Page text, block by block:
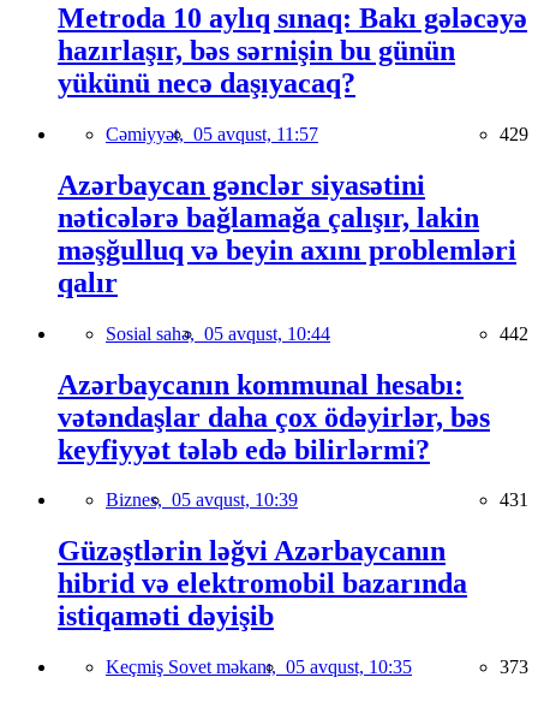
Metroda 10 aylıq sınaq: Bakı gələcəyə
hazırlaşır, bəs sərnişin bu günün
yükünü necə daşıyacaq?
Cəmiyyət, 05 avqust, 11:57 429
Azərbaycan gənclər siyasətini
nəticələrə bağlamağa çalışır, lakin
məşğulluq və beyin axını problemləri
qalır
Sosial sahə, 05 avqust, 10:44 442
Azərbaycanın kommunal hesabı:
vətəndaşlar daha çox ödəyirlər, bəs
keyfiyyət tələb edə bilirlərmi?
Biznes, 05 avqust, 10:39 431
Güzəştlərin ləğvi Azərbaycanın
hibrid və elektromobil bazarında
istiqaməti dəyişib
Keçmiş Sovet məkanı, 05 avqust, 10:35 373